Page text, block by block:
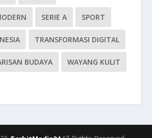
SERIE A SPORT
TRANSFORMASI DIGITAL
BUDAYA WAYANG KULIT